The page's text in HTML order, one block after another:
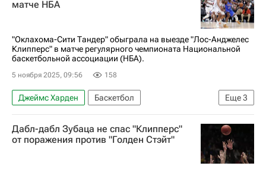
матче НБА
"Оклахома-Сити Тандер" обыграла на выезде "Лос-Анджелес
Клипперс" в матче регулярного чемпионата Национальной
баскетбольной ассоциации (НБА).
5 ноября 2025, 09:56 158
Еще3
Джеймс Харден
Баскетбол
Оклахома-Сити Тандер
Лос-Анджелес Клипперс
НБА
Дабл-дабл Зубаца не спас "Клипперс"
от поражения против "Голден Стэйт"